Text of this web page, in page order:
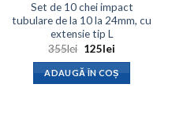
Set de 10 chei impact
tubulare de la 10 la 24mm, cu
extensie tip L
355lei Prețul
a
fost:
355lei.
125leiPrețul
este:
125lei.
ADAUGĂ ÎN COȘ